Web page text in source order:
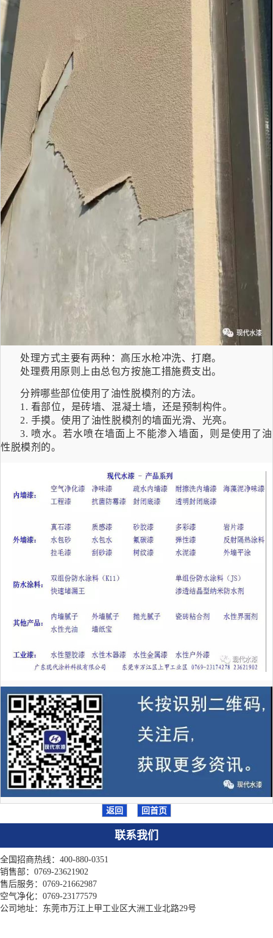
处理方式主要有两种：高压水枪冲洗、打磨。
处理费用原则上由总包方按施工措施费支出。
分辨哪些部位使用了油性脱模剂的方法。
1. 看部位，是砖墙、混凝土墙，还是预制构件。
2. 手摸。使用了油性脱模剂的墙面光滑、光亮。
3. 喷水。若水喷在墙面上不能渗入墙面，则是使用了油
性脱模剂的。
返回 回首页
联系我们
全国招商热线：400-880-0351
销售部：0769-23621902
售后服务：0769-21662987
空气净化：0769-23177579
公司地址：东莞市万江上甲工业区大洲工业北路29号